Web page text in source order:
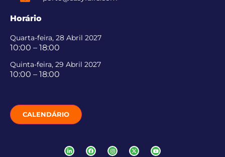
Horário
Quarta-feira, 28 Abril 2027
10:00 – 18:00
Quinta-feira, 29 Abril 2027
10:00 – 18:00
CALENDÁRIO